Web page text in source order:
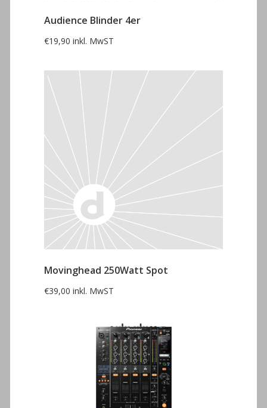
Audience Blinder 4er
€19,90 inkl. MwST
Movinghead 250Watt Spot
€39,00 inkl. MwST